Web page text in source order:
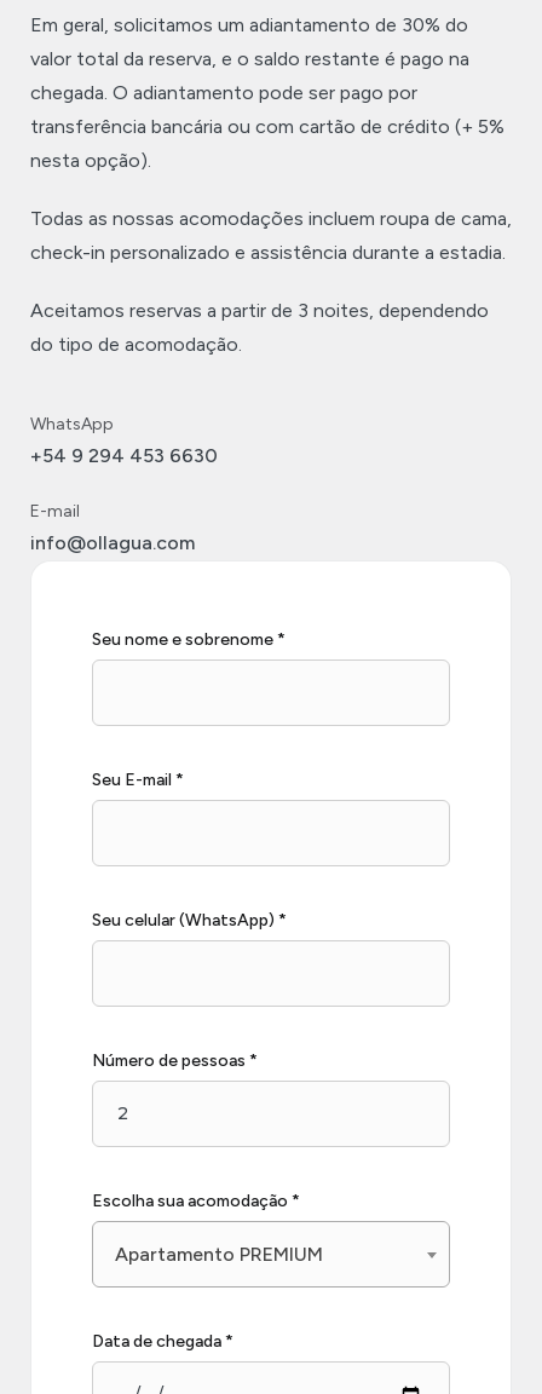
Em geral, solicitamos um adiantamento de 30% do
valor total da reserva, e o saldo restante é pago na
chegada. O adiantamento pode ser pago por
transferência bancária ou com cartão de crédito (+ 5%
nesta opção).
Todas as nossas acomodações incluem roupa de cama,
check-in personalizado e assistência durante a estadia.
Aceitamos reservas a partir de 3 noites, dependendo
do tipo de acomodação.
WhatsApp
+54 9 294 453 6630
E-mail
info@ollagua.com
Seu nome e sobrenome *
Seu E-mail *
Seu celular (WhatsApp) *
Número de pessoas *
Escolha sua acomodação *
Apartamento PREMIUM
Data de chegada *